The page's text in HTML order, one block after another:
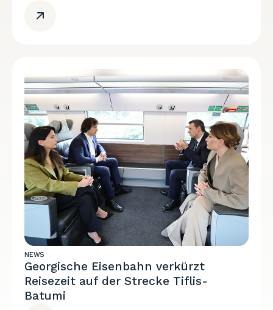
NEWS
Georgische Eisenbahn verkürzt
Reisezeit auf der Strecke Tiflis-
Batumi